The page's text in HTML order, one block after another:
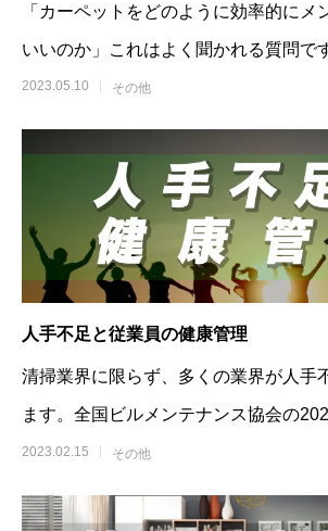
「カーペットをどのように効率的にメ
いいのか」これはよく聞かれる質問で
メンテナンスは長い間
2023.05.10 その他
人手不足と従業員の健康管理
清掃業界に限らず、多くの業界が人手
ます。全国ビルメンテナンス協会の
ると、清掃業界も例外では
2023.02.15 その他